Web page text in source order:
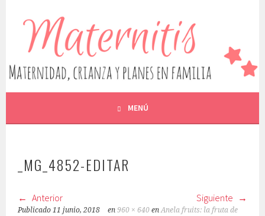
contenido
MATERNITIS. MATERNIDAD,
CRIANZA Y PLANES EN
FAMILIA
ESCRIBO SOBRE MATERNIDAD, EMBARAZO, LACTANCIA,
CRIANZA, ALIMENTACIÓN, OCIO Y EDUCACIÓN, ENTRE
MENÚ
_MG_4852-EDITAR
Anterior Siguiente
Publicado11 junio, 2018 en960 × 640 enAnela fruits: la fruta de